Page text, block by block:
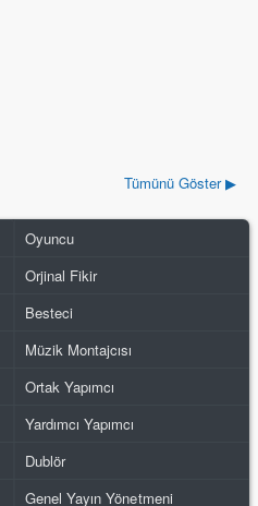
Tümünü Göster ▶
Oyuncu
Orjinal Fikir
Besteci
Müzik Montajcısı
Ortak Yapımcı
Yardımcı Yapımcı
Dublör
Genel Yayın Yönetmeni